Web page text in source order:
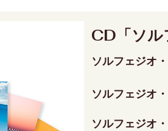
CD「ソル
ソルフェジオ
ソルフェジオ
ソルフェジオ